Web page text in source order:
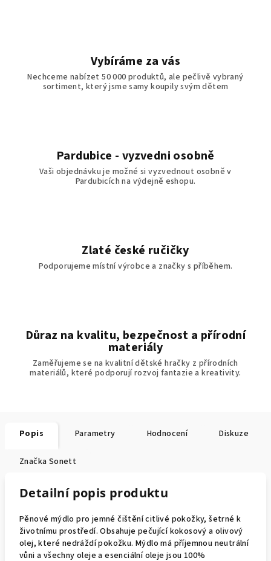
Vybíráme za vás
Nechceme nabízet 50 000 produktů, ale pečlivě vybraný
sortiment, který jsme samy koupily svým dětem
Pardubice - vyzvedni osobně
Vaši objednávku je možné si vyzvednout osobně v
Pardubicích na výdejně eshopu.
Zlaté české ručičky
Podporujeme místní výrobce a značky s příběhem.
Důraz na kvalitu, bezpečnost a přírodní
materiály
Zaměřujeme se na kvalitní dětské hračky z přírodních
materiálů, které podporují rozvoj fantazie a kreativity.
Popis Parametry Hodnocení Diskuze
Značka Sonett
Detailní popis produktu
Pěnové mýdlo pro jemné čištění citlivé pokožky, šetrné k
životnímu prostředí. Obsahuje pečující kokosový a olivový
olej, které nedráždí pokožku. Mýdlo má příjemnou neutrální
vůni a všechny oleje a esenciální oleje jsou 100%